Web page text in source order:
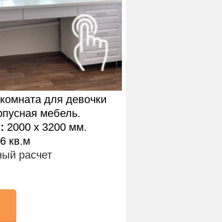
для девочки
мебель.
: 2000 х 3200 мм.
кв.м
расчет